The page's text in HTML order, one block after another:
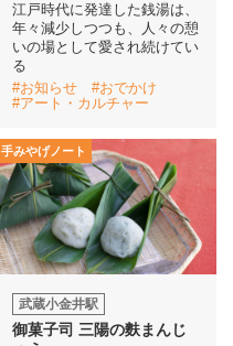
江戸時代に発達した銭湯は、
年々減少しつつも、人々の憩
いの場として愛され続けてい
る
#お知らせ
#おでかけ
#アート・カルチャー
手みやげノート
武蔵小金井駅
御菓子司 三陽の麩まんじ